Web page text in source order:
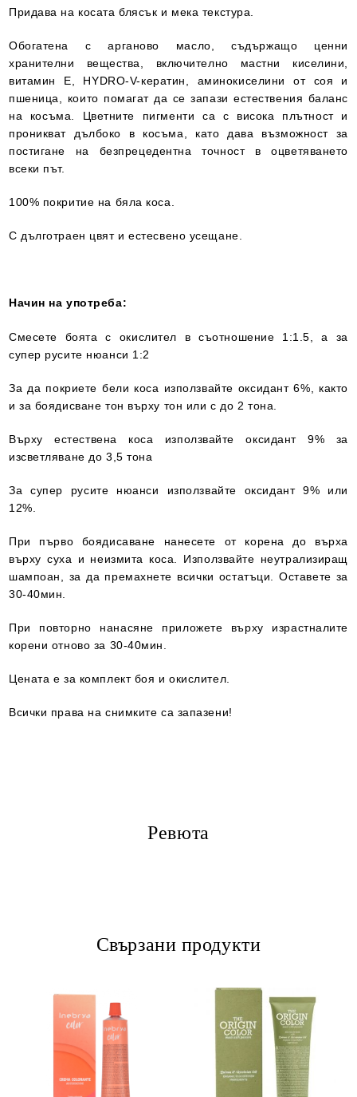
Придава на косата блясък и мека текстура.
Обогатена с арганово масло, съдържащо ценни
хранителни вещества, включително мастни киселини,
витамин Е, HYDRO-V-кератин, аминокиселини от соя и
пшеница, които помагат да се запази естествения баланс
на косъма. Цветните пигменти са с висока плътност и
проникват дълбоко в косъма, като дава възможност за
постигане на безпрецедентна точност в оцветяването
всеки път.
100% покритие на бяла коса.
С дълготраен цвят и естесвено усещане.
Начин на употреба:
Смесете боята с окислител в съотношение 1:1.5, а за
супер русите нюанси 1:2
За да покриете бели коса използвайте оксидант 6%, както
и за боядисване тон върху тон или с до 2 тона.
Върху естествена коса използвайте оксидант 9% за
изсветляване до 3,5 тона
За супер русите нюанси използвайте оксидант 9% или
12%.
При първо боядисаване нанесете от корена до върха
върху суха и неизмита коса. Използвайте неутрализиращ
шампоан, за да премахнете всички остатъци. Оставете за
30-40мин.
При повторно нанасяне приложете върху израстналите
корени отново за 30-40мин.
Цената е за комплект боя и окислител.
Всички права на снимките са запазени!
Ревюта
Свързани продукти